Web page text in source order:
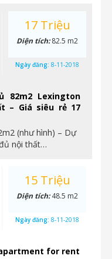
82m2 Lexington
– Giá siêu rẻ 17
(như hình) – Dự
nội thất…
17 Triệu
Diện tích:82.5 m2
Ngày đăng: 8-11-2018
for rent
15 Triệu
Diện tích:48.5 m2
Ngày đăng: 8-11-2018